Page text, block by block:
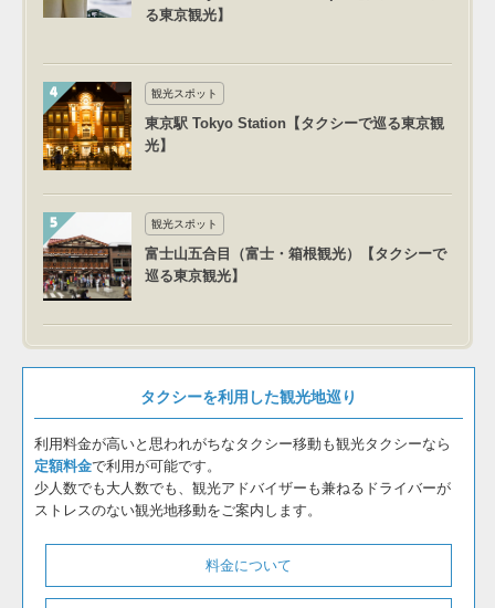
る東京観光】
観光スポット
東京駅 Tokyo Station【タクシーで巡る東京観
光】
観光スポット
富士山五合目（富士・箱根観光）【タクシーで
巡る東京観光】
タクシーを利用した観光地巡り
利用料金が高いと思われがちなタクシー移動も観光タクシーなら
定額料金で利用が可能です。
少人数でも大人数でも、観光アドバイザーも兼ねるドライバーが
ストレスのない観光地移動をご案内します。
料金について